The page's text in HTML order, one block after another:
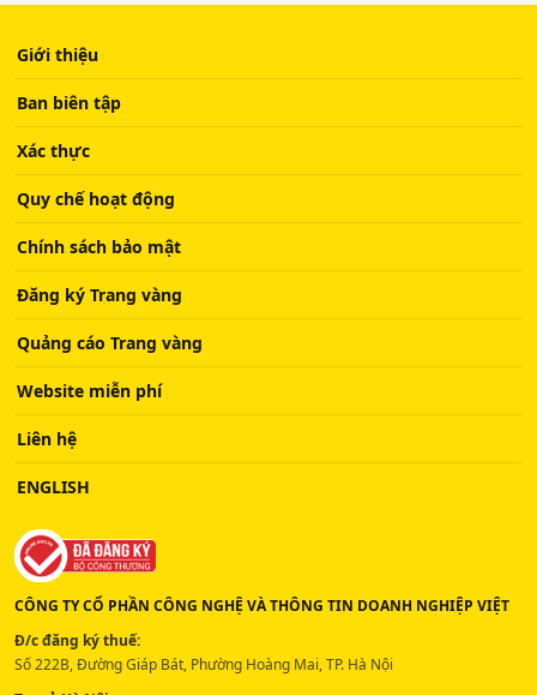
Giới thiệu
Ban biên tập
Xác thực
Quy chế hoạt động
Chính sách bảo mật
Đăng ký Trang vàng
Quảng cáo Trang vàng
Website miễn phí
Liên hệ
ENGLISH
CÔNG TY CỔ PHẦN CÔNG NGHỆ VÀ THÔNG TIN DOANH NGHIỆP VIỆT
Đ/c đăng ký thuế:
Số 222B, Đường Giáp Bát, Phường Hoàng Mai, TP. Hà Nội